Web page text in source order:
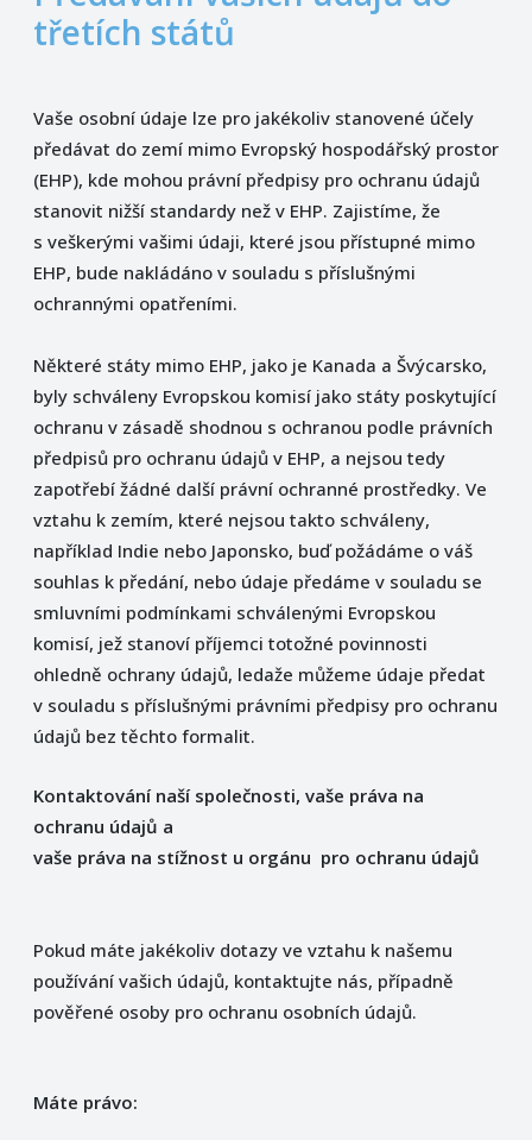
třetích států
Vaše osobní údaje lze pro jakékoliv stanovené účely
předávat do zemí mimo Evropský hospodářský prostor
(EHP), kde mohou právní předpisy pro ochranu údajů
stanovit nižší standardy než v EHP. Zajistíme, že
s veškerými vašimi údaji, které jsou přístupné mimo
EHP, bude nakládáno v souladu s příslušnými
ochrannými opatřeními.
Některé státy mimo EHP, jako je Kanada a Švýcarsko,
byly schváleny Evropskou komisí jako státy poskytující
ochranu v zásadě shodnou s ochranou podle právních
předpisů pro ochranu údajů v EHP, a nejsou tedy
zapotřebí žádné další právní ochranné prostředky. Ve
vztahu k zemím, které nejsou takto schváleny,
například Indie nebo Japonsko, buď požádáme o váš
souhlas k předání, nebo údaje předáme v souladu se
smluvními podmínkami schválenými Evropskou
komisí, jež stanoví příjemci totožné povinnosti
ohledně ochrany údajů, ledaže můžeme údaje předat
v souladu s příslušnými právními předpisy pro ochranu
údajů bez těchto formalit.
Kontaktování naší společnosti, vaše práva na
ochranu údajů a
vaše práva na stížnost u orgánu pro ochranu údajů
Pokud máte jakékoliv dotazy ve vztahu k našemu
používání vašich údajů, kontaktujte nás, případně
pověřené osoby pro ochranu osobních údajů.
Máte právo: